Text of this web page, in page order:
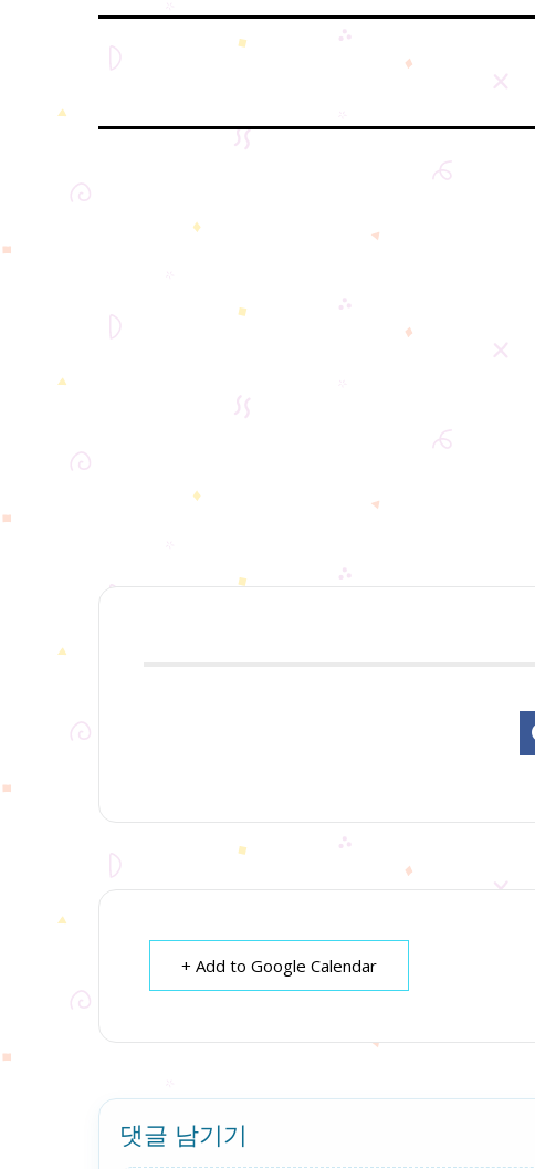
+ Add to Google Calendar
댓글 남기기